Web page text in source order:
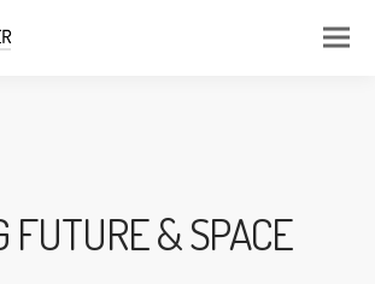
FUTURE & SPACE